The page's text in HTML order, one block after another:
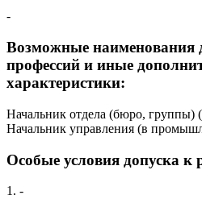
-
Возможные наименования
профессий и иные
характеристики:
Начальник отдела (бюро,
Начальник управления (в
Особые условия допуска к
1. -